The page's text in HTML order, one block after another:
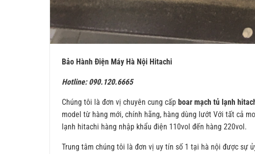
Bảo Hành Điện Máy Hà Nội Hitachi
Hotline: 090.120.6665
Chúng tôi là đơn vị chuyên cung cấp boar mạch tủ lạnh
model từ hàng mới, chính hãng, hàng dùng lướt Với tất cả
lạnh hitachi hàng nhập khẩu điện 110vol đến hàng 220vol.
Trung tâm chúng tôi là đơn vị uy tín số 1 tại hà nội được sự